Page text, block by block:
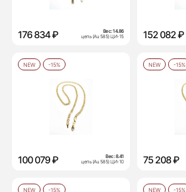
176 834 ₽ Вес:14.86
цепь (Au 585) ЦИ-15
152 082 ₽
NEW -15%
100 079 ₽ Вес:8.41
цепь (Au 585) ЦИ-10
NEW -15%
75 208 ₽
NEW -15% NEW -15%